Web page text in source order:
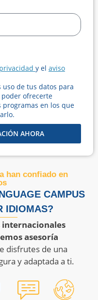
y el aviso
uso de tus datos para
ofrecerte
en los que
AHORA
han confiado en
CAMPUS
IDIOMAS?
internacionales
asesoría
disfrutes de una
y adaptada a ti.